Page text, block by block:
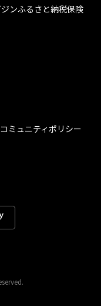
ンふるさと納税保険
コミュニティポリシー